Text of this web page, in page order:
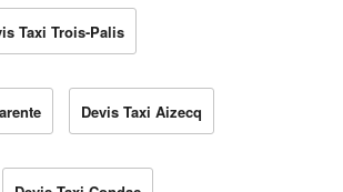
Taxi Trois-Palis
Devis Taxi Aizecq